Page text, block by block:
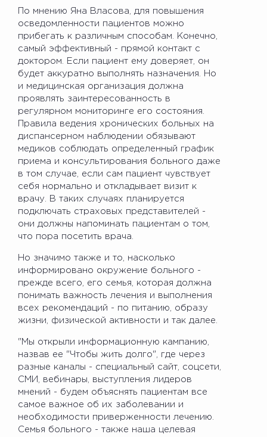
По мнению Яна Власова, для повышения
осведомленности пациентов можно
прибегать к различным способам. Конечно,
самый эффективный - прямой контакт с
доктором. Если пациент ему доверяет, он
будет аккуратно выполнять назначения. Но
и медицинская организация должна
проявлять заинтересованность в
регулярном мониторинге его состояния.
Правила ведения хронических больных на
диспансерном наблюдении обязывают
медиков соблюдать определенный график
приема и консультирования больного даже
в том случае, если сам пациент чувствует
себя нормально и откладывает визит к
врачу. В таких случаях планируется
подключать страховых представителей -
они должны напоминать пациентам о том,
что пора посетить врача.
Но значимо также и то, насколько
информировано окружение больного -
прежде всего, его семья, которая должна
понимать важность лечения и выполнения
всех рекомендаций - по питанию, образу
жизни, физической активности и так далее.
"Мы открыли информационную кампанию,
назвав ее "Чтобы жить долго", где через
разные каналы - специальный сайт, соцсети,
СМИ, вебинары, выступления лидеров
мнений - будем объяснять пациентам все
самое важное об их заболевании и
необходимости приверженности лечению.
Семья больного - также наша целевая